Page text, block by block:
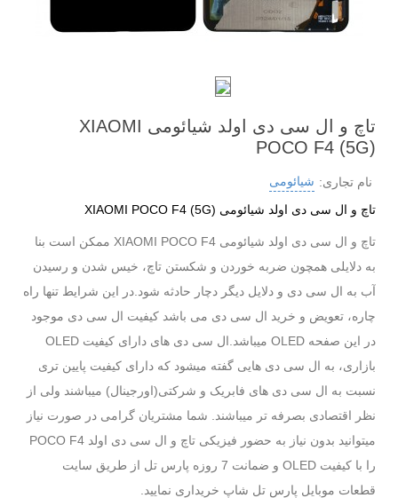
تاچ و ال سی دی اولد شیائومی XIAOMI
POCO F4 (5G)
نام تجاری: شیائومی
تاچ و ال سی دی اولد شیائومی XIAOMI POCO F4 (5G)
تاچ و ال سی دی اولد شیائومی XIAOMI POCO F4 ممکن است بنا
به دلایلی همچون ضربه خوردن و شکستن تاچ، خیس شدن و رسیدن
آب به ال سی دی و دلایل دیگر دچار حادثه شود.در این شرایط تنها راه
چاره، تعویض و خرید ال سی دی می باشد کیفیت ال سی دی موجود
در این صفحه OLED میباشد.ال سی دی های دارای کیفیت OLED
بازاری، به ال سی دی هایی گفته میشود که دارای کیفیت پایین تری
نسبت به ال سی دی های فابریک و شرکتی(اورجینال) میباشند ولی از
نظر اقتصادی بصرفه تر میباشند. شما مشتریان گرامی در صورت نیاز
میتوانید بدون نیاز به حضور فیزیکی تاچ و ال سی دی اولد POCO F4
را با کیفیت OLED و ضمانت 7 روزه پارس تل از طریق سایت
قطعات موبایل پارس تل شاپ خریداری نمایید.